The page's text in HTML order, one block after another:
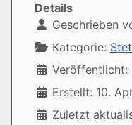
Details
Geschrieben
Kategorie:
Veröffentlicht:
Erstellt: 10.
Zuletzt